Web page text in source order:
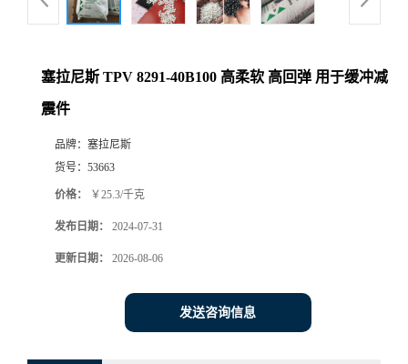
塞拉尼斯 TPV 8291-40B100 高柔软 高回弹 用于缓冲减
震件
品牌： 塞拉尼斯
货号： 53663
价格： ￥25.3/千克
发布日期： 2024-07-31
更新日期： 2026-08-06
发送咨询信息